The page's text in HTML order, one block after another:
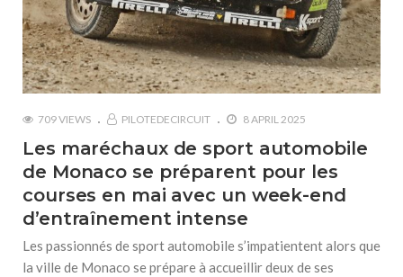
709 VIEWS PILOTEDECIRCUIT 8 APRIL 2025
Les maréchaux de sport automobile
de Monaco se préparent pour les
courses en mai avec un week-end
d’entraînement intense
Les passionnés de sport automobile s’impatientent alors que
la ville de Monaco se prépare à accueillir deux de ses